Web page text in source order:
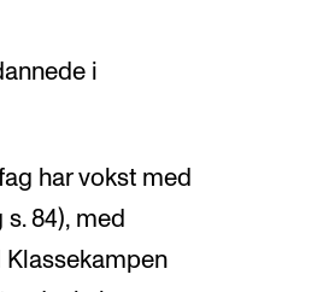
i
har vokst med
84), med
Klassekampen